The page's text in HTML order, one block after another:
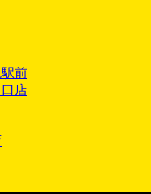
前
店
船橋駅前